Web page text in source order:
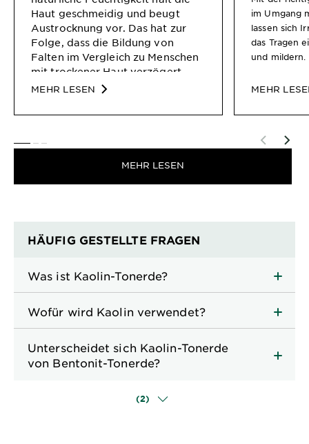
Haut geschmeidig und beugt
Austrocknung vor. Das hat zur
Folge, dass die Bildung von
Falten im Vergleich zu Menschen
mit trockener Haut verzögert
wird. Fettige Haut neigt vermehrt
Akne. Die Frage ist: warum? Und
entgegenzuwirken?
MEHR LESEN
im Umgang
lassen sich
das Tragen
und mildern.
MEHR
SLIDE 1
SLIDE 2
SLIDE 3
MEHR LESEN
HÄUFIG GESTELLTE FRAGEN
Was ist Kaolin-Tonerde?
Wofür wird Kaolin verwendet?
Unterscheidet sich Kaolin-Tonerde
von Bentonit-Tonerde?
(2)